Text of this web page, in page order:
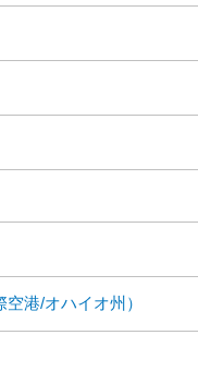
港/オハイオ州）